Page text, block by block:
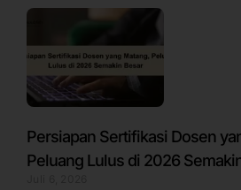
Persiapan Sertifikasi Dosen
Peluang Lulus di 2026